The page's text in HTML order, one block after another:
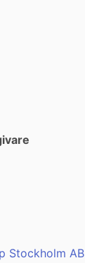
Stockholm AB